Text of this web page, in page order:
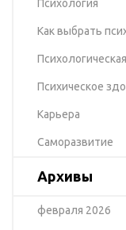
Психология
Как выбрать
Психическое
Карьера
Саморазвитие
Архивы
февраля 2026